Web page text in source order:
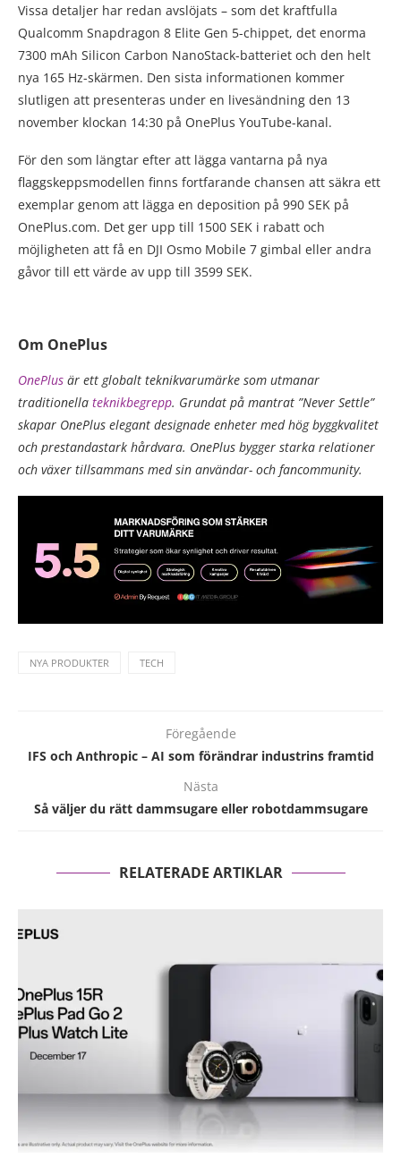
Vissa detaljer har redan avslöjats – som det kraftfulla
Qualcomm Snapdragon 8 Elite Gen 5-chippet, det enorma
7300 mAh Silicon Carbon NanoStack-batteriet och den helt
nya 165 Hz-skärmen. Den sista informationen kommer
slutligen att presenteras under en livesändning den 13
november klockan 14:30 på OnePlus YouTube-kanal.
För den som längtar efter att lägga vantarna på nya
flaggskeppsmodellen finns fortfarande chansen att säkra ett
exemplar genom att lägga en deposition på 990 SEK på
OnePlus.com. Det ger upp till 1500 SEK i rabatt och
möjligheten att få en DJI Osmo Mobile 7 gimbal eller andra
gåvor till ett värde av upp till 3599 SEK.
Om OnePlus
OnePlus är ett globalt teknikvarumärke som utmanar
traditionella teknikbegrepp. Grundat på mantrat ”Never Settle”
skapar OnePlus elegant designade enheter med hög byggkvalitet
och prestandastark hårdvara. OnePlus bygger starka relationer
och växer tillsammans med sin användar- och fancommunity.
NYA PRODUKTER TECH
Föregående
IFS och Anthropic – AI som förändrar industrins framtid
Nästa
Så väljer du rätt dammsugare eller robotdammsugare
RELATERADE ARTIKLAR